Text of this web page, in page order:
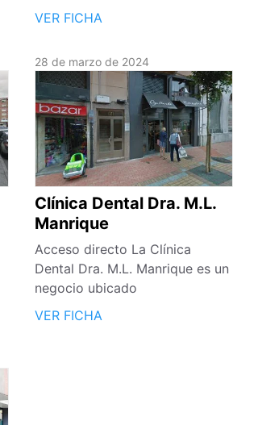
VER FICHA
28 de marzo de 2024
Clínica Dental Dra. M.L.
Manrique
Acceso directo La Clínica
Dental Dra. M.L. Manrique es un
negocio ubicado
VER FICHA